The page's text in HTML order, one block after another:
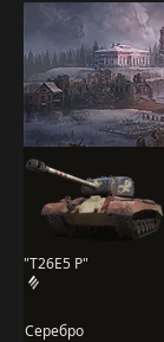
"T26E5 P"
Серебро